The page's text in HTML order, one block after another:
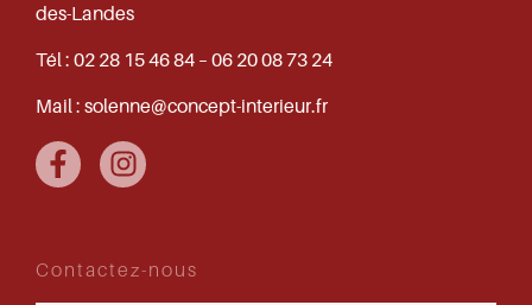
des-Landes
Tél : 02 28 15 46 84 – 06 20 08 73 24
Mail : solenne@concept-interieur.fr
Contactez-nous